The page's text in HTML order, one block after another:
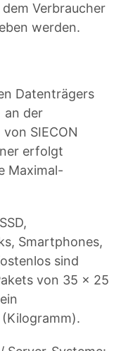
Verbraucher
werden.
Datenträgers
an der
SIECON
erfolgt
Maximal-
Smartphones,
sind
von 35 x 25